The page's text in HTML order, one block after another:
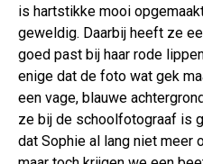
is hartstikke mooi
geweldig. Daarbij heeft ze
goed past bij haar rode
enige dat de foto wat gek
een vage, blauwe
ze bij de schoolfotograaf is
dat Sophie al lang niet meer